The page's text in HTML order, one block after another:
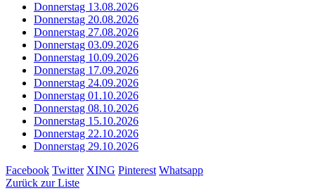
Donnerstag 13.08.2026
Donnerstag 20.08.2026
Donnerstag 27.08.2026
Donnerstag 03.09.2026
Donnerstag 10.09.2026
Donnerstag 17.09.2026
Donnerstag 24.09.2026
Donnerstag 01.10.2026
Donnerstag 08.10.2026
Donnerstag 15.10.2026
Donnerstag 22.10.2026
Donnerstag 29.10.2026
Facebook Twitter XING Pinterest Whatsapp
Zurück zur Liste